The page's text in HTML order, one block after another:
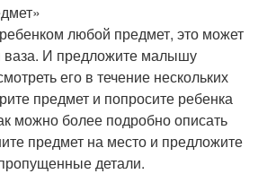
любой предмет, это может
ваза. И предложите малышу
его в течение нескольких
предмет и попросите ребенка
можно более подробно описать
предмет на место и предложите
детали.